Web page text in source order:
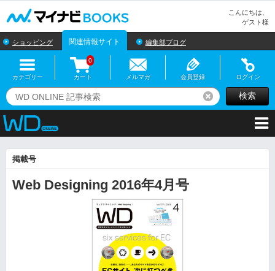
こんにちは、
ゲスト様
ショッピング 関連情報サイト 編集部ブログ
カテゴリー カート
0
メルマガ 会員登録 ログイン
リセット検索
掲載号
Web Designing 2016年4月号